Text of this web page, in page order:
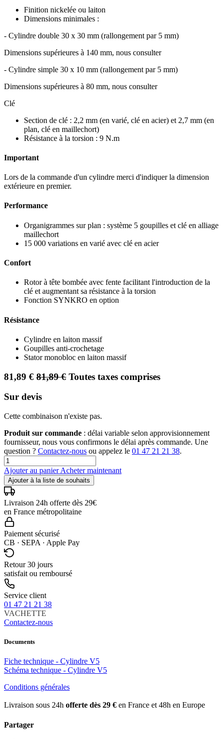
Finition nickelée ou laiton
Dimensions minimales :
- Cylindre double 30 x 30 mm (rallongement par 5 mm)
Dimensions supérieures à 140 mm, nous consulter
- Cylindre simple 30 x 10 mm (rallongement par 5 mm)
Dimensions supérieures à 80 mm, nous consulter
Clé
Section de clé : 2,2 mm (en varié, clé en acier) et 2,7 mm (en
plan, clé en maillechort)
Résistance à la torsion : 9 N.m
Important
Lors de la commande d'un cylindre merci d'indiquer la dimension
extérieure en premier.
Performance
Organigrammes sur plan : système 5 goupilles et clé en alliage
maillechort
15 000 variations en varié avec clé en acier
Confort
Rotor à tête bombée avec fente facilitant l'introduction de la
clé et augmentant sa résistance à la torsion
Fonction SYNKRO en option
Résistance
Cylindre en laiton massif
Goupilles anti-crochetage
Stator monobloc en laiton massif
81,89 € 81,89€ Toutes taxes comprises
Sur devis
Cette combinaison n'existe pas.
Produit sur commande : délai variable selon approvisionnement
fournisseur, nous vous confirmons le délai après commande. Une
question ? Contactez-nous ou appelez le 01 47 21 21 38.
Ajouter au panierAcheter maintenant
Ajouter à la liste de souhaits
Livraison 24h offerte dès 29€
en France métropolitaine
Paiement sécurisé
CB · SEPA · Apple Pay
Retour 30 jours
satisfait ou remboursé
Service client
01 47 21 21 38
VACHETTE
Contactez-nous
Documents
Fiche technique - Cylindre V5
Schéma technique - Cylindre V5
Conditions générales
Livraison sous 24h offerte dès 29 € en France et 48h en Europe
Partager